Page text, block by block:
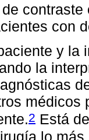
con
y la
la
médicos
2 Está
lo